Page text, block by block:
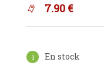
7.90 €
En stock